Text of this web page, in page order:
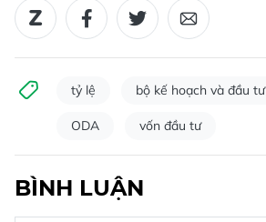
tỷ lệ bộ kế hoạch và đầu tư
ODA vốn đầu tư
BÌNH LUẬN